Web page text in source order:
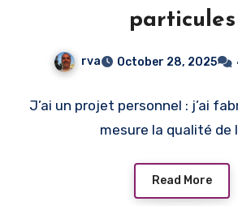
particules
rva October 28, 2025
J’ai un projet personnel : j’ai
mesure la qualité de
Read More